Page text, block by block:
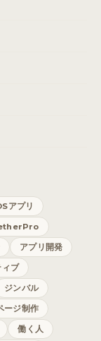
アプリ
アプリ開発
ィブ
ジンバル
ージ制作
働く人